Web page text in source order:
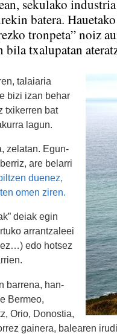
sekulako
batera.
tronpeta” noiz
bila txalupatan
talaiaria
bizi izan behar
txikerren bat
lagun.
zelatan. Egun-
are belarri
duenez,
omen ziren.
deiak egin
arrantzaleei
edo hotsez
barrena, han-
Bermeo,
Orio, Donostia,
gainera, balearen